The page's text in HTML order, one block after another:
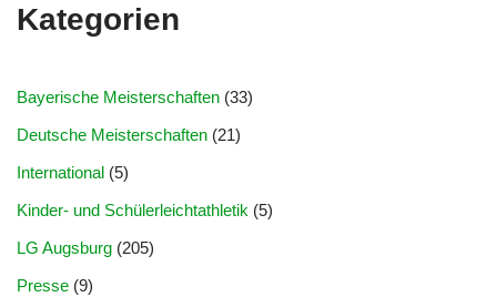
Kategorien
Bayerische Meisterschaften (33)
Deutsche Meisterschaften (21)
International (5)
Kinder- und Schülerleichtathletik (5)
LG Augsburg (205)
Presse (9)